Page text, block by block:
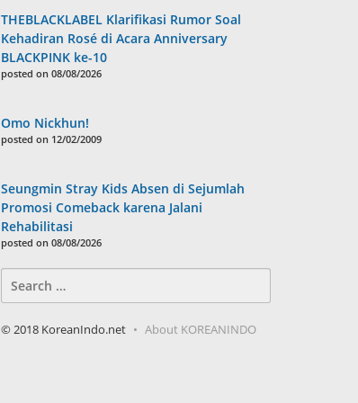
THEBLACKLABEL Klarifikasi Rumor Soal
Kehadiran Rosé di Acara Anniversary
BLACKPINK ke-10
posted on 08/08/2026
Omo Nickhun!
posted on 12/02/2009
Seungmin Stray Kids Absen di Sejumlah
Promosi Comeback karena Jalani
Rehabilitasi
posted on 08/08/2026
for:
© 2018 KoreanIndo.net About KOREANINDO